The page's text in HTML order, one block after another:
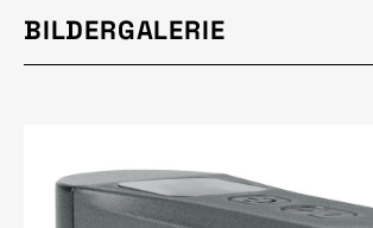
BILDERGALERIE